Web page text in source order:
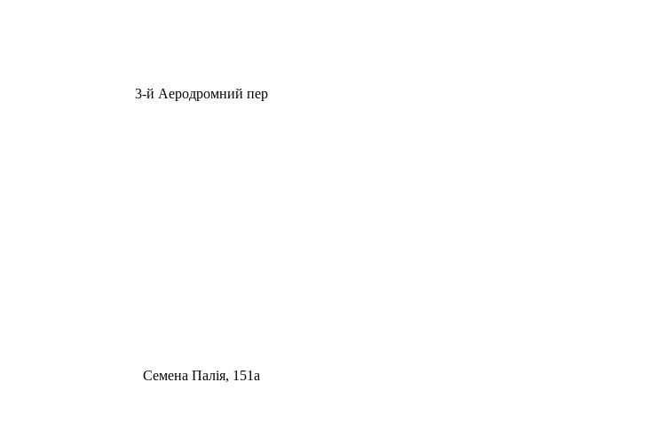
3-й Аеродромний пер
Семена Палія, 151а